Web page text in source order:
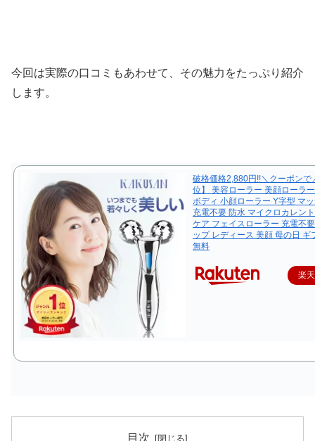
今回は実際の口コミもあわせて、その魅力をたっぷり紹介
します。
破格価格2,880円!!＼クーポンで
位】 美容ローラー 美顔ローラ
ボディ 小顔ローラー Y字型 マ
充電不要 防水 マイクロカレン
ケア フェイスローラー 充電不
ップ レディース 美顔 母の日 ギ
無料
楽
目次